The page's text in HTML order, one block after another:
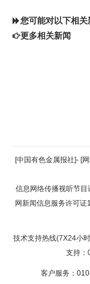
您可能对以下相关新闻同样感
更多相关新闻
[中国有色金属报社]- [
信息网络传播视听节
网新闻信息服务许可
技术支持热线(7X24小
支持：
客户服务：